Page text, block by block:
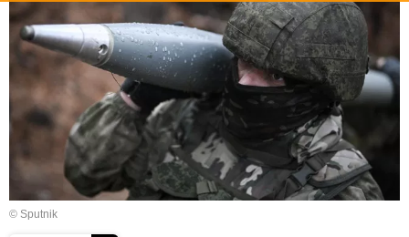
© Sputnik